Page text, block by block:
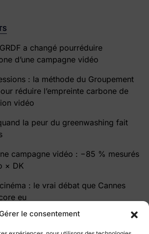
le consentement
a changé pourréduire
d’une campagne vidéo
: la méthode du Groupement
réduire l’empreinte carbone de
vidéo
la peur du greenwashing fait
campagne vidéo : −85 % mesurés
× DK
: le vrai débat que Cannes
eu